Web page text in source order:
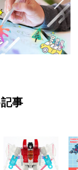
事